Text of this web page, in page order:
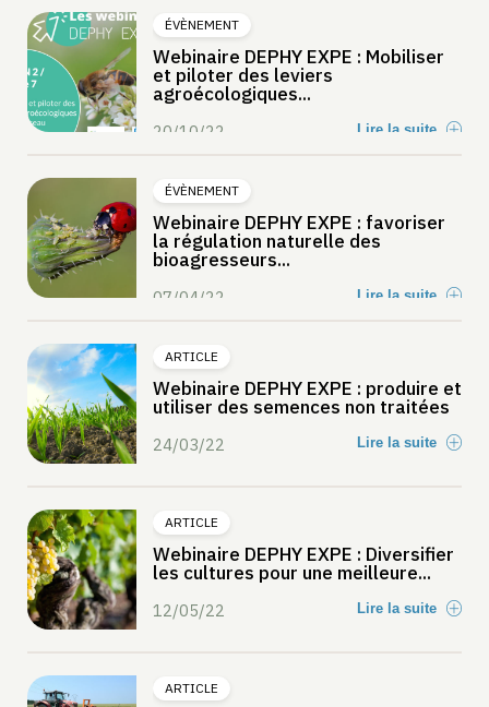
ÉVÈNEMENT
Webinaire DEPHY EXPE : Mobiliser
et piloter des leviers
agroécologiques...
20/10/22 Lire la suite
ÉVÈNEMENT
Webinaire DEPHY EXPE : favoriser
la régulation naturelle des
bioagresseurs...
07/04/22 Lire la suite
ARTICLE
Webinaire DEPHY EXPE : produire et
utiliser des semences non traitées
24/03/22 Lire la suite
ARTICLE
Webinaire DEPHY EXPE : Diversifier
les cultures pour une meilleure...
12/05/22 Lire la suite
ARTICLE